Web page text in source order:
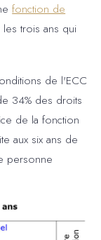
fonction de
trois ans qui
de l'ECC
34% des droits
de la fonction
aux six ans de
personne